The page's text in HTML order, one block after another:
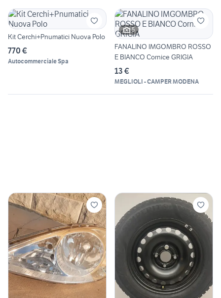
Kit Cerchi+Pnumatici Nuova Polo
770 €
Autocommerciale Spa
5
FANALINO IMGOMBRO ROSSO
E BIANCO Cornice GRIGIA
13 €
MEGLIOLI - CAMPER MODENA